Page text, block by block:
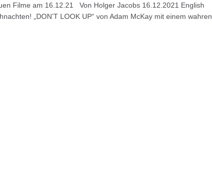
Filme am 16.12.21 Von Holger Jacobs 16.12.2021 English
„DON’T LOOK UP“ von Adam McKay mit einem wahren